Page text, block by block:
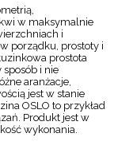
w maksymalnie
i
porządku, prostoty i
prostota
sposób i nie
aranżacje,
jest w stanie
OSLO to przykład
Produkt jest w
wykonania.